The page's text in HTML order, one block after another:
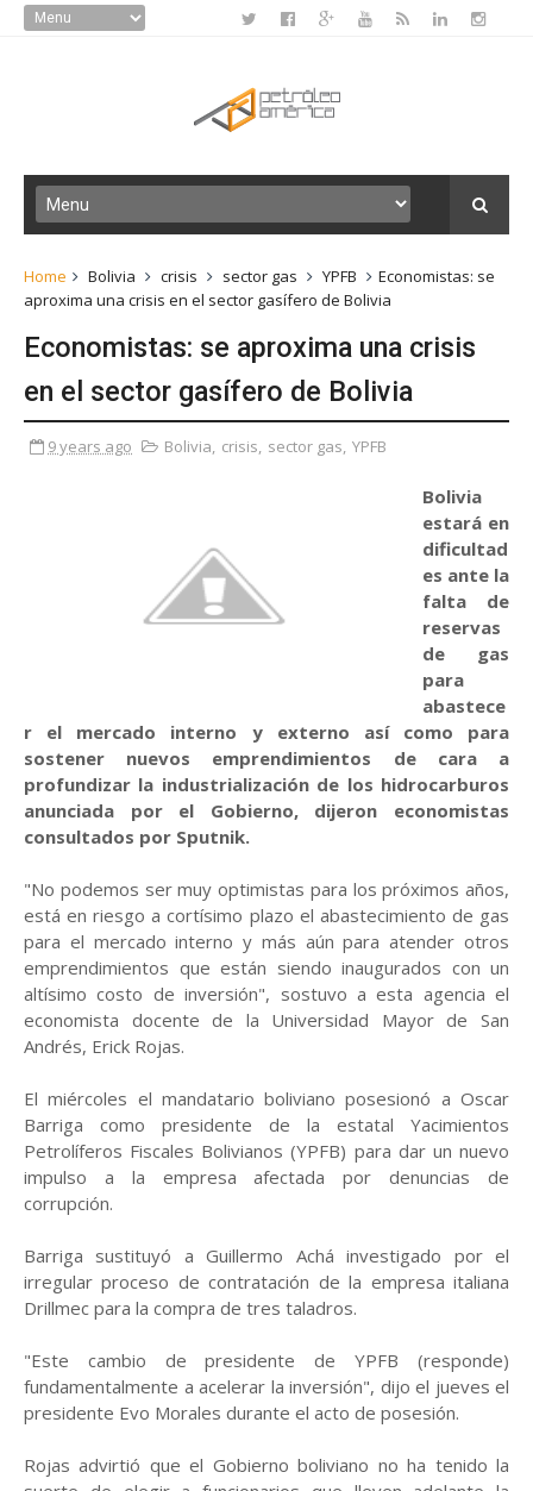
Home Bolivia crisis sector gas YPFB
Economistas: se
aproxima una crisis en el sector gasífero de Bolivia
Economistas: se aproxima una crisis
en el sector gasífero de Bolivia
9 years ago Bolivia, crisis, sector gas, YPFB
Bolivia
estará en
dificultad
es ante la
falta de
reservas
de gas
para
abastece
r el mercado interno y externo así como para
sostener nuevos emprendimientos de cara a
profundizar la industrialización de los hidrocarburos
anunciada por el Gobierno, dijeron economistas
consultados por Sputnik.
"No podemos ser muy optimistas para los próximos años,
está en riesgo a cortísimo plazo el abastecimiento de gas
para el mercado interno y más aún para atender otros
emprendimientos que están siendo inaugurados con un
altísimo costo de inversión", sostuvo a esta agencia el
economista docente de la Universidad Mayor de San
Andrés, Erick Rojas.
El miércoles el mandatario boliviano posesionó a Oscar
Barriga como presidente de la estatal Yacimientos
Petrolíferos Fiscales Bolivianos (YPFB) para dar un nuevo
impulso a la empresa afectada por denuncias de
corrupción.
Barriga sustituyó a Guillermo Achá investigado por el
irregular proceso de contratación de la empresa italiana
Drillmec para la compra de tres taladros.
"Este cambio de presidente de YPFB (responde)
fundamentalmente a acelerar la inversión", dijo el jueves el
presidente Evo Morales durante el acto de posesión.
Rojas advirtió que el Gobierno boliviano no ha tenido la